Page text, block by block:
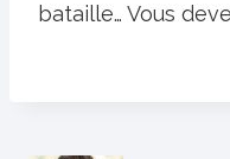
bataille… Vous